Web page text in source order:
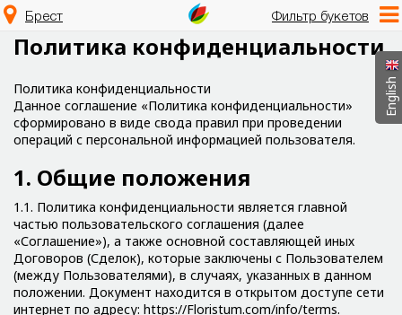
Фильтр букетов
Брест
Политика конфиденциальности
Политика конфиденциальности
Данное соглашение «Политика конфиденциальности»
сформировано в виде свода правил при проведении
операций с персональной информацией пользователя.
1. Общие положения
1.1. Политика конфиденциальности является главной
частью пользовательского соглашения (далее
«Соглашение»), а также основной составляющей иных
Договоров (Сделок), которые заключены с Пользователем
(между Пользователями), в случаях, указанных в данном
положении. Документ находится в открытом доступе сети
интернет по адресу: https://Floristum.com/info/terms.
English